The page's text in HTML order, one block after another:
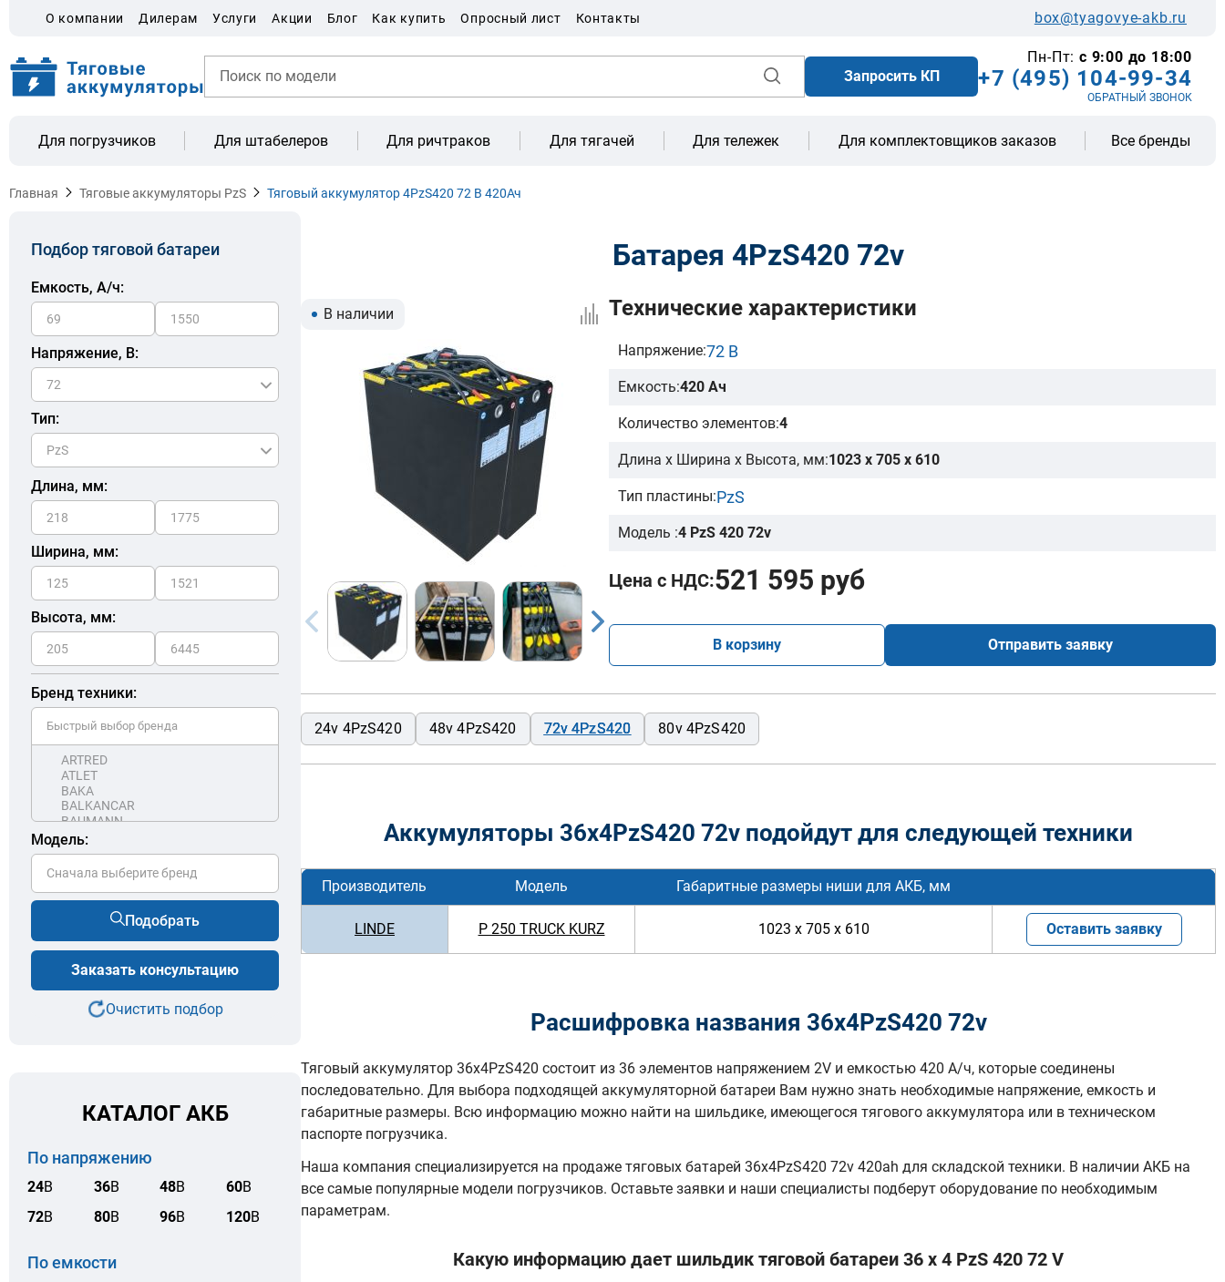
О компании Дилерам Услуги Акции Блог Как купить Опросный лист Контакты box@tyagovye-akb.ru
Запросить КП
Пн-Пт: с 9:00 до 18:00
+7 (495) 104-99-34
ОБРАТНЫЙ ЗВОНОК
Для погрузчиков Для штабелеров Для ричтраков Для тягачей Для тележек Для комплектовщиков заказов Все бренды
Главная Тяговые аккумуляторы PzS Тяговый аккумулятор 4PzS420 72 В 420Ач
Подбор тяговой батареи
Емкость, A/ч:
Напряжение, В:
Тип:
Длина, мм:
Ширина, мм:
Высота, мм:
Бренд техники:
Модель:
Сначала выберите бренд
Подобрать
Заказать консультацию
Очистить подбор
КАТАЛОГ АКБ
По напряжению
24В 36В 48В 60В
72В 80В 96В 120В
По емкости
Батарея 4PzS420 72v
В наличии Технические характеристики
Напряжение:72 В
Емкость:420 Ач
Количество элементов:4
Длина х Ширина х Высота, мм:1023 x 705 x 610
Тип пластины:PzS
Модель :4 PzS 420 72v
Цена с НДС:521 595 руб
В корзину Отправить заявку
24v 4PzS420 48v 4PzS420 72v 4PzS420 80v 4PzS420
Аккумуляторы 36x4PzS420 72v подойдут для следующей техники
Производитель Модель Габаритные размеры ниши для АКБ, мм
LINDE P 250 TRUCK KURZ 1023 x 705 x 610 Оставить заявку
Расшифровка названия 36х4PzS420 72v
Тяговый аккумулятор 36x4PzS420 состоит из 36 элементов напряжением 2V и емкостью 420 А/ч, которые соединены
последовательно. Для выбора подходящей аккумуляторной батареи Вам нужно знать необходимые напряжение, емкость и
габаритные размеры. Всю информацию можно найти на шильдике, имеющегося тягового аккумулятора или в техническом
паспорте погрузчика.
Наша компания специализируется на продаже тяговых батарей 36х4PzS420 72v 420ah для складской техники. В наличии АКБ на
все самые популярные модели погрузчиков. Оставьте заявки и наши специалисты подберут оборудование по необходимым
параметрам.
Какую информацию дает шильдик тяговой батареи 36 x 4 PzS 420 72 V